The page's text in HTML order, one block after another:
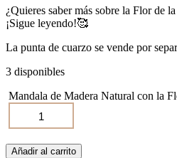
¿Quieres saber más sobre la Flor de
¡Sigue leyendo!🥰
La punta de cuarzo se vende por
3 disponibles
Mandala de Madera Natural con la
Añadir al carrito